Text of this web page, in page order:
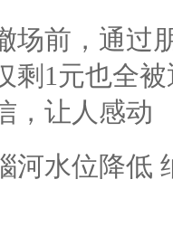
场前，通过
剩1元也全
，让人感动
河水位降低